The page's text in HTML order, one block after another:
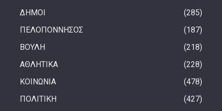
ΔΗΜΟΙ
285
ΠΕΛΟΠΟΝΝΗΣΟΣ
187
ΒΟΥΛΗ
218
ΑΘΛΗΤΙΚΑ
228
ΚΟΙΝΩΝΙΑ
478
ΠΟΛΙΤΙΚΗ
427